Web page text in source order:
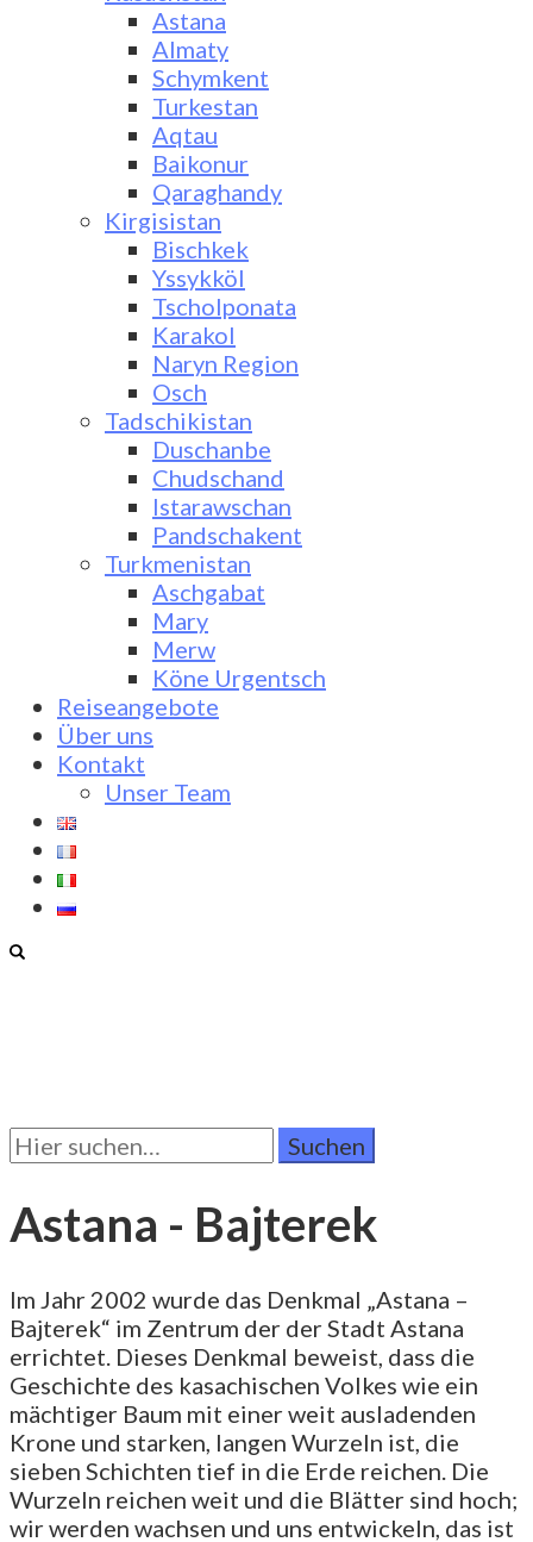
Astana
Almaty
Schymkent
Turkestan
Aqtau
Baikonur
Qaraghandy
Kirgisistan
Bischkek
Yssykköl
Tscholponata
Karakol
Naryn Region
Osch
Tadschikistan
Duschanbe
Chudschand
Istarawschan
Pandschakent
Turkmenistan
Aschgabat
Mary
Merw
Köne Urgentsch
Reiseangebote
Über uns
Kontakt
Unser Team
Suchen
Sie
Astana - Bajterek
Im Jahr 2002 wurde das Denkmal „Astana –
Bajterek“ im Zentrum der der Stadt Astana
errichtet. Dieses Denkmal beweist, dass die
Geschichte des kasachischen Volkes wie ein
mächtiger Baum mit einer weit ausladenden
Krone und starken, langen Wurzeln ist, die
sieben Schichten tief in die Erde reichen. Die
Wurzeln reichen weit und die Blätter sind hoch;
wir werden wachsen und uns entwickeln, das ist